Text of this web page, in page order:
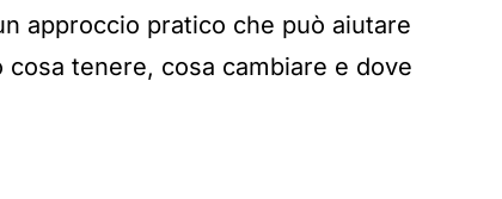
approccio pratico che può aiutare
tenere, cosa cambiare e dove